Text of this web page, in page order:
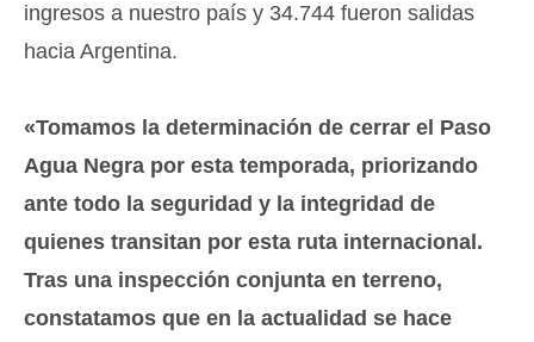
ingresos a nuestro país y 34.744 fueron salidas
hacia Argentina.
«Tomamos la determinación de cerrar el Paso
Agua Negra por esta temporada, priorizando
ante todo la seguridad y la integridad de
quienes transitan por esta ruta internacional.
Tras una inspección conjunta en terreno,
constatamos que en la actualidad se hace